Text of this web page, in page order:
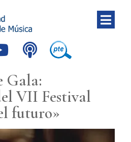
Gala:
VII Festival
futuro»